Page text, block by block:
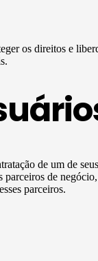
os direitos e
de um de
parceiros de
parceiros.